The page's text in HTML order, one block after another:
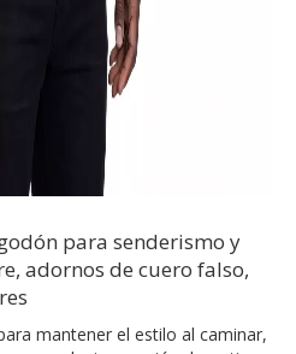
para senderismo y
adornos de cuero falso,
mantener el estilo al caminar,